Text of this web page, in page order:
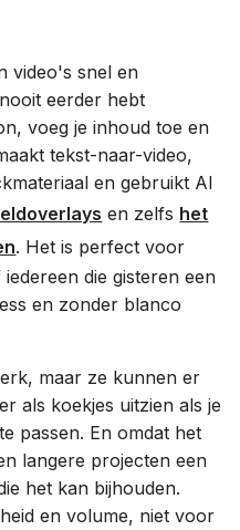
video's snel en
eerder hebt
voeg je inhoud toe en
tekst-naar-video,
en gebruikt AI
en zelfs het
. Het is perfect voor
die gisteren een
en zonder blanco
maar ze kunnen er
als koekjes uitzien als je
passen. En omdat het
langere projecten een
het kan bijhouden.
en volume, niet voor